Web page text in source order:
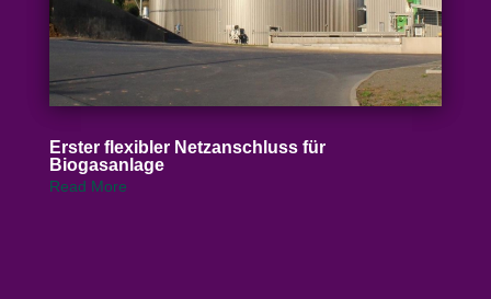
Erster flexibler Netz­an­schluss für
Biogasanlage
Read More